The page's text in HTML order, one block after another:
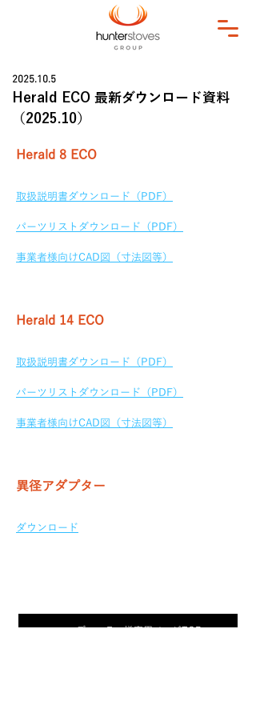
2025.10.5
Herald ECO 最新ダウンロード資料
（2025.10）
Herald 8 ECO
取扱説明書ダウンロード（PDF）
パーツリストダウンロード（PDF）
事業者様向けCAD図（寸法図等）
Herald 14 ECO
取扱説明書ダウンロード（PDF）
パーツリストダウンロード（PDF）
事業者様向けCAD図（寸法図等）
異径アダプター
ダウンロード
ディーラー様専用ページTOPへ